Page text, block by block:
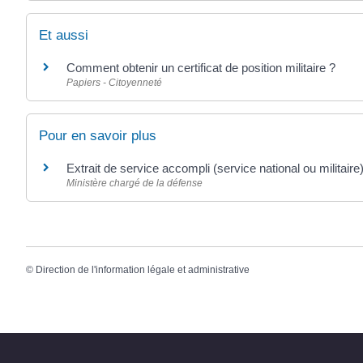
Et aussi
Comment obtenir un certificat de position militaire ?
Papiers - Citoyenneté
Pour en savoir plus
Extrait de service accompli (service national ou
Ministère chargé de la défense
© Direction de l'information légale et administrative